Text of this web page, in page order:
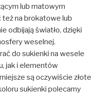
lub matowym
na brokatowe lub
odbijają światło, dzięki
weselnej.
do sukienki na wesele
jak i elementów
są oczywiście złote
sukienki polecamy